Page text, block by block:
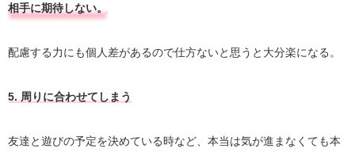
相手に期待しない。
配慮する力にも個人差があるので仕方ないと思うと大分楽になる。
5. 周りに合わせてしまう
友達と遊びの予定を決めている時など、本当は気が進まなくても本